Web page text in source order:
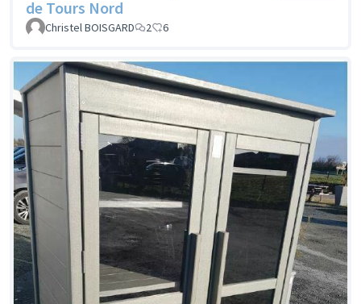
de Tours Nord
Christel BOISGARD 2 6